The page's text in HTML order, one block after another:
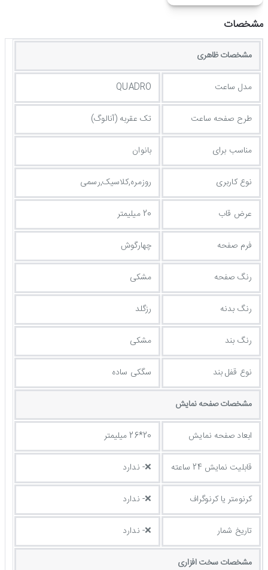
مشخصات
مشخصات ظاهری
مدل ساعت QUADRO
طرح صفحه ساعت تک عقربه (آنالوگ)
مناسب برای بانوان
نوع کاربری روزمره,کلاسیک,رسمی
عرض قاب 20 میلیمتر
فرم صفحه چهارگوش
رنگ صفحه مشکی
رنگ بدنه رزگلد
رنگ بند مشکی
نوع قفل بند سگکی ساده
مشخصات صفحه نمايش
ابعاد صفحه نمایش 20*26 میلیمتر
قابلیت نمایش 24 ساعته ❌- ندارد
کرنومتر یا کرنوگراف ❌- ندارد
تاریخ شمار ❌- ندارد
مشخصات سخت افزاری